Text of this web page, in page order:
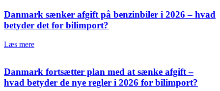
Danmark sænker afgift på benzinbiler i 2026 – hvad
betyder det for bilimport?
Læs mere
Danmark fortsætter plan med at sænke afgift –
hvad betyder de nye regler i 2026 for bilimport?